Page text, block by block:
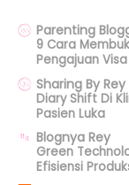
Parenting
9 Cara
Pengajuan
Sharing By
Diary Shift Di
Pasien Luka
Blognya Rey
Green
Efisiensi